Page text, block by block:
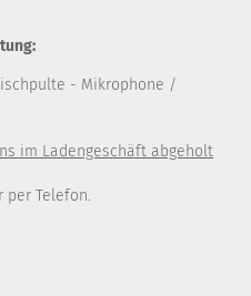
- Mikrophone /
im Ladengeschäft abgeholt
Telefon.